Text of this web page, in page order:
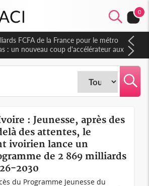
0
FCFA de la France pour le métro
: un nouveau coup d'accélérateur aux
: Jeunesse, après des
des attentes, le
ivoirien lance un
de 2 869 milliards
2030
du Programme Jeunesse du